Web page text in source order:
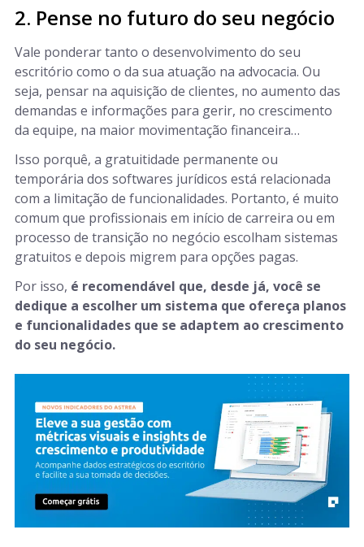
2. Pense no futuro do seu negócio
Vale ponderar tanto o desenvolvimento do seu
escritório como o da sua atuação na advocacia. Ou
seja, pensar na aquisição de clientes, no aumento das
demandas e informações para gerir, no crescimento
da equipe, na maior movimentação financeira…
Isso porquê, a gratuitidade permanente ou
temporária dos softwares jurídicos está relacionada
com a limitação de funcionalidades. Portanto, é muito
comum que profissionais em início de carreira ou em
processo de transição no negócio escolham sistemas
gratuitos e depois migrem para opções pagas.
Por isso, é recomendável que, desde já, você se
dedique a escolher um sistema que ofereça planos
e funcionalidades que se adaptem ao crescimento
do seu negócio.